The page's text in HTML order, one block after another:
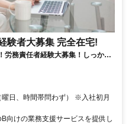
験者大募集 完全在宅!
労務責任者経験大募集！しっかり
日、時間帯問わず） ※入社初月
けの業務支援サービスを提供し